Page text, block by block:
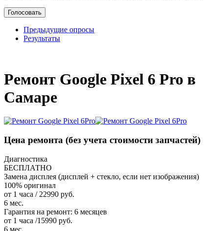
Предыдущие опросы
Результаты
Ремонт Google Pixel 6 Pro в
Самаре
Цена ремонта (без учета стоимости запчастей)
Диагностика
БЕСПЛАТНО
Замена дисплея (дисплей + стекло, если нет изображения)
100% оригинал
от 1 часа / 22990 руб.
6 мес.
Гарантия на ремонт: 6 месяцев
от 1 часа /15990 руб.
6 мес.